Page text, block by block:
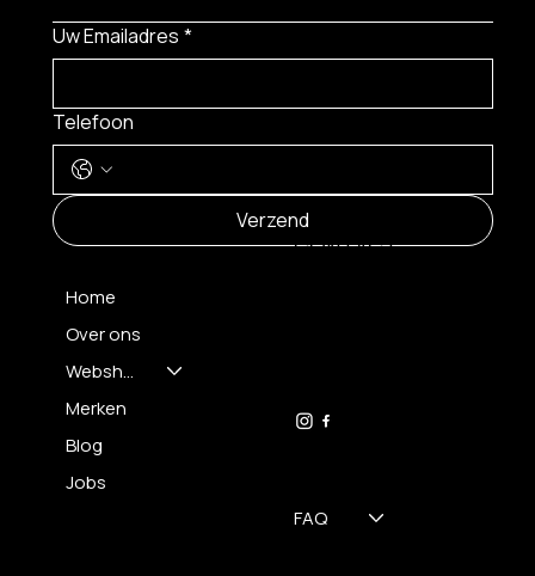
Uw Emailadres *
Telefoon
Verzend
Home
Over ons
Webshop
Merken
Blog
Jobs
FAQ
CONTACT